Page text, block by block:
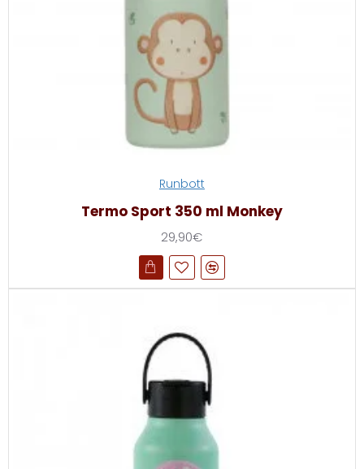
Runbott
Termo Sport 350 ml Monkey
29,90€